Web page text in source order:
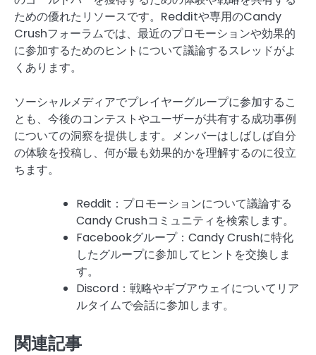
ための優れたリソースです。Redditや専用のCandy
Crushフォーラムでは、最近のプロモーションや効果的
に参加するためのヒントについて議論するスレッドがよ
くあります。
ソーシャルメディアでプレイヤーグループに参加するこ
とも、今後のコンテストやユーザーが共有する成功事例
についての洞察を提供します。メンバーはしばしば自分
の体験を投稿し、何が最も効果的かを理解するのに役立
ちます。
Reddit：プロモーションについて議論する
Candy Crushコミュニティを検索します。
Facebookグループ：Candy Crushに特化
したグループに参加してヒントを交換しま
す。
Discord：戦略やギブアウェイについてリア
ルタイムで会話に参加します。
関連記事